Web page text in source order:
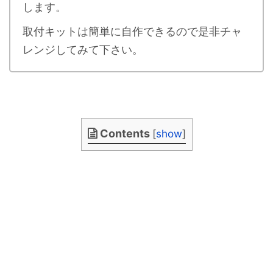
します。
取付キットは簡単に自作できるので是非チャ
レンジしてみて下さい。
Contents [show]